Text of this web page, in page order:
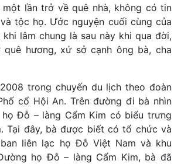
một lần trở về quê nhà, không có tin
tộc họ. Ước nguyện cuối cùng của
lâm chung là sau này khi qua đời,
hương, xứ sở cạnh ông bà, cha
trong chuyến du lịch theo đoàn
cổ Hội An. Trên đường đi bà nhìn
Đỗ – làng Cẩm Kim có biểu trưng
Tại đây, bà được biết có tổ chức và
liên lạc họ Đỗ Việt Nam và khu
họ Đỗ – làng Cẩm Kim, bà đã